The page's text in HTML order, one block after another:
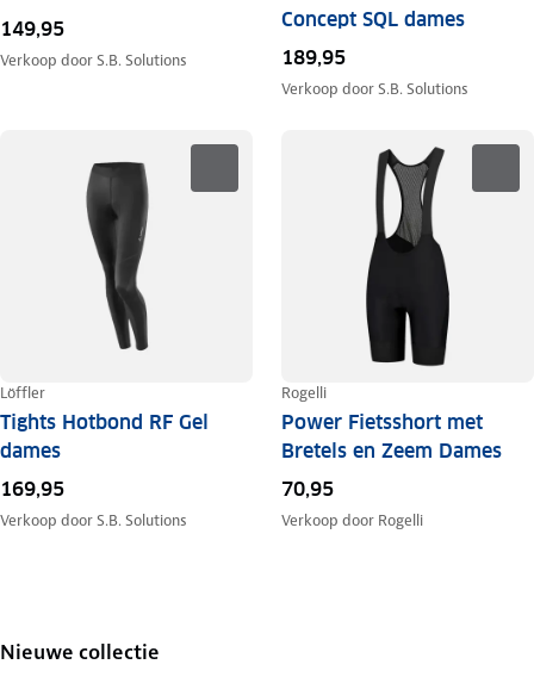
149,95
Verkoop doorS.B. Solutions
Concept SQL dames
189,95
Verkoop doorS.B. Solutions
Löffler
Tights Hotbond RF Gel
dames
169,95
Verkoop doorS.B. Solutions
Rogelli
Power Fietsshort met
Bretels en Zeem Dames
70,95
Verkoop door Rogelli
Nieuwe collectie